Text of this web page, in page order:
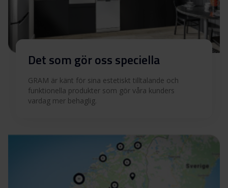
Det som gör oss speciella
GRAM är känt för sina estetiskt tilltalande och
funktionella produkter som gör våra kunders
vardag mer behaglig.